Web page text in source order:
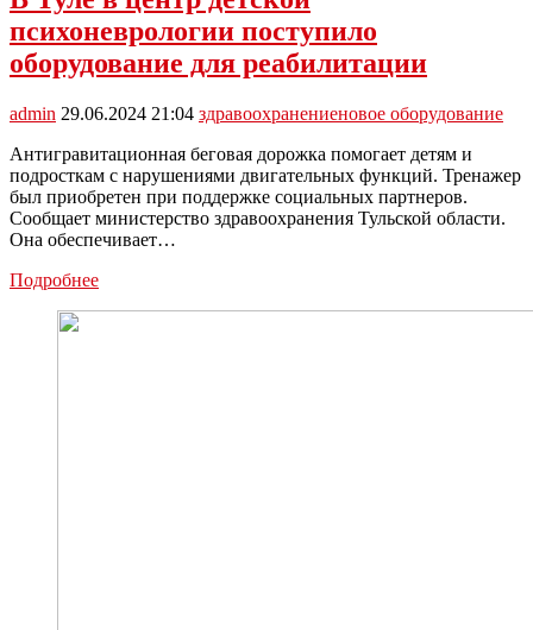
психоневрологии
поступило
оборудование
психоневрологии поступило
оборудование для реабилитации
admin 29.06.2024 21:04 здравоохранениеновое оборудование
Антигравитационная беговая дорожка помогает детям и
подросткам с нарушениями двигательных функций. Тренажер
был приобретен при поддержке социальных партнеров.
Сообщает министерство здравоохранения Тульской области.
Она обеспечивает…
ПодробнееВ